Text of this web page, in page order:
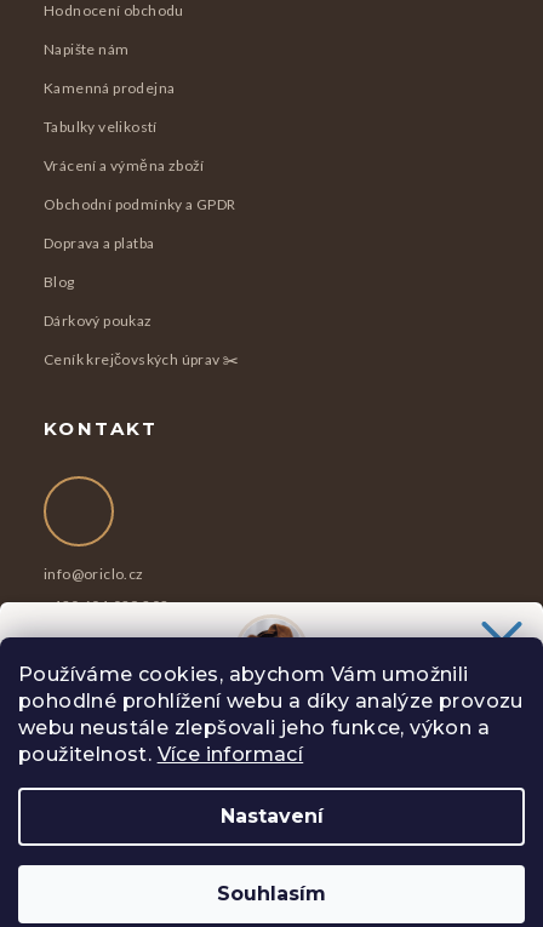
Používáme cookies, abychom Vám umožnili
pohodlné prohlížení webu a díky analýze provozu
webu neustále zlepšovali jeho funkce, výkon a
použitelnost. Více informací
Nastavení
Souhlasím
Hodnocení obchodu
Napište nám
Kamenná prodejna
Tabulky velikostí
Vrácení a výměna zboží
Obchodní podmínky a GPDR
Doprava a platba
Blog
Dárkový poukaz
Ceník krejčovských úprav ✂️
KONTAKT
info@oriclo.cz
+420 601 029 202
Chceš slevu 100 Kč na svůj nákup?
Slibuji Ti na psí uši, že Tě nebudu spamovat zbytečnostmi.
ANO, CHCI
Zásady zpracování osobních údajů